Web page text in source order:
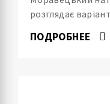
розглядає варіант
ПОДРОБНЕЕ